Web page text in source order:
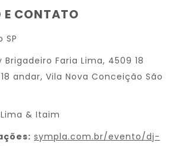
E CONTATO
SP
Brigadeiro Faria Lima, 4509 18
andar, Vila Nova Conceição São
& Itaim
sympla.com.br/evento/dj-